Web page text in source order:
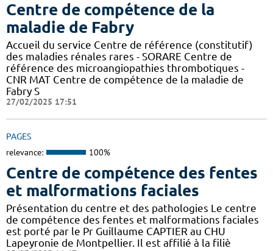
Centre de compétence de la
maladie de Fabry
Accueil du service Centre de référence (constitutif)
des maladies rénales rares - SORARE Centre de
référence des microangiopathies thrombotiques -
CNR MAT Centre de compétence de la maladie de
Fabry S
27/02/2025 17:51
PAGES
relevance: 100%
Centre de compétence des fentes
et malformations faciales
Présentation du centre et des pathologies Le centre
de compétence des fentes et malformations faciales
est porté par le Pr Guillaume CAPTIER au CHU
Lapeyronie de Montpellier. Il est affilié à la filiè